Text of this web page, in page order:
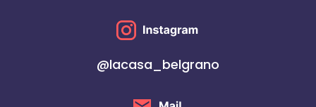
@lacasa_belgrano